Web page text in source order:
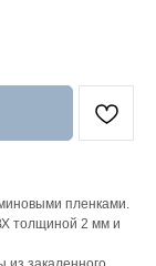
пленками.
толщиной 2 мм и